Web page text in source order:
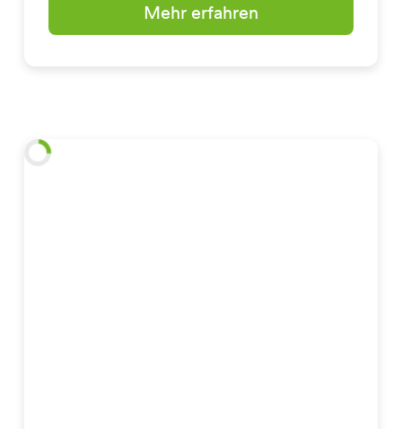
Mehr erfahren